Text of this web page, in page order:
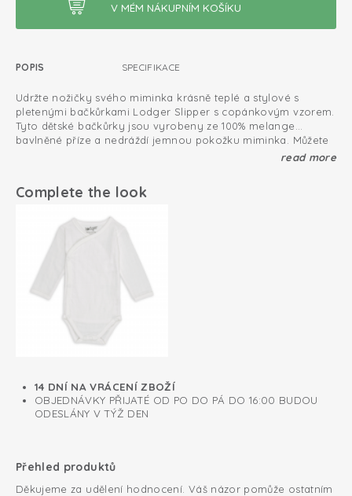
POPIS SPECIFIKACE
Udržte nožičky svého miminka krásně teplé a stylové s
pletenými bačkůrkami Lodger Slipper s copánkovým vzorem.
Tyto dětské bačkůrky jsou vyrobeny ze 100% melange
bavlněné příze a nedráždí jemnou pokožku miminka. Můžete
je používat již od narození až do přibližně 6 měsíců věku. Díky
nožkách vašeho dítěte. Melange příze dodává
copánkový vzor na vrchní části je elegantním detailem.
Bačkůrky Lodger Slipper snadno zkombinujete s dalšími
produkty z kolekce Lodger v různých barvách, protože mají
krásné neutrální odstíny.
Perfektně sedí
read more
Complete the look
14 DNÍ NA VRÁCENÍ ZBOŽÍ
OBJEDNÁVKY PŘIJATÉ OD PO DO PÁ DO 16:00 BUDOU
ODESLÁNY V TÝŽ DEN
Přehled produktů
Děkujeme za udělení hodnocení. Váš názor pomůže ostatním